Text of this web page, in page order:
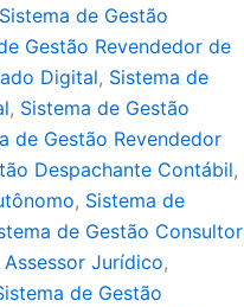
Sistema de Gestão
Gestão Revendedor de
Digital, Sistema de
, Sistema de Gestão
de Gestão Revendedor
Despachante Contábil,
, Sistema de
de Gestão Consultor
Jurídico,
de Gestão